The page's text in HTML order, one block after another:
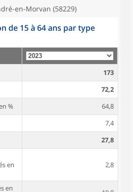
en-Morvan (58229)
de 15 à 64 ans par type
173
72,2
%
64,8
7,4
27,8
en
2,8
en